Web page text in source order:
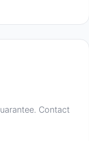
Contact